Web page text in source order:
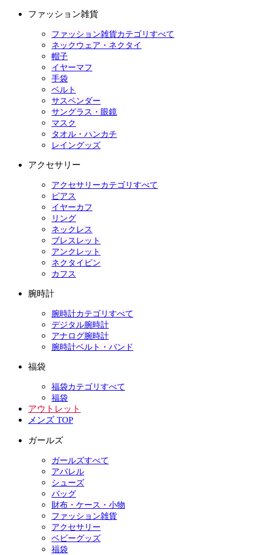
ファッション雑貨
ファッション雑貨カテゴリすべて
ネックウェア・ネクタイ
帽子
イヤーマフ
手袋
ベルト
サスペンダー
サングラス・眼鏡
マスク
タオル・ハンカチ
レイングッズ
アクセサリー
アクセサリーカテゴリすべて
ピアス
イヤーカフ
リング
ネックレス
ブレスレット
アンクレット
ネクタイピン
カフス
腕時計
腕時計カテゴリすべて
デジタル腕時計
アナログ腕時計
腕時計ベルト・バンド
福袋
福袋カテゴリすべて
福袋
アウトレット
メンズ TOP
ガールズ
ガールズすべて
アパレル
シューズ
バッグ
財布・ケース・小物
ファッション雑貨
アクセサリー
ベビーグッズ
福袋